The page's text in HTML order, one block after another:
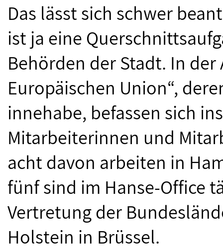
Das lässt sich schwer
ist ja eine
Behörden der Stadt. In
Europäischen Union“,
innehabe, befassen sich
Mitarbeiterinnen und
acht davon arbeiten in
fünf sind im Hanse-Office
Vertretung der
Holstein in Brüssel.